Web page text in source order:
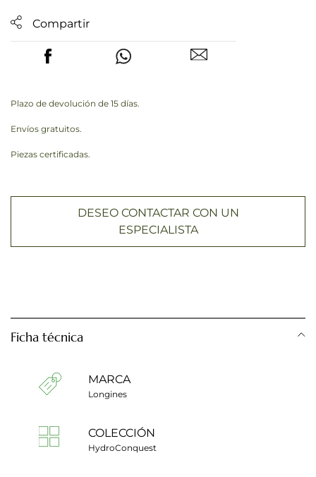
Compartir
Plazo de devolución de 15 días.
Envíos gratuitos.
Piezas certificadas.
DESEO CONTACTAR CON UN
ESPECIALISTA
Ficha técnica
MARCA
Longines
COLECCIÓN
HydroConquest